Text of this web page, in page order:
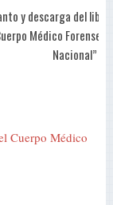
y descarga del
Médico Forense
Nacional”
Cuerpo Médico